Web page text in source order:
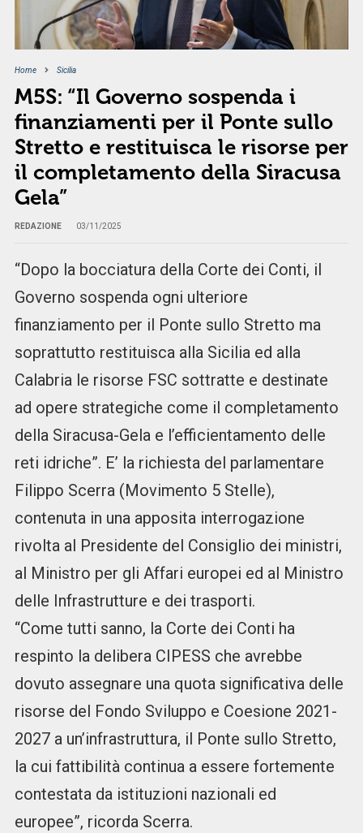
Home Sicilia
M5S: “Il Governo sospenda i
finanziamenti per il Ponte sullo
Stretto e restituisca le risorse per
il completamento della Siracusa
Gela”
REDAZIONE 03/11/2025
“Dopo la bocciatura della Corte dei Conti, il
Governo sospenda ogni ulteriore
finanziamento per il Ponte sullo Stretto ma
soprattutto restituisca alla Sicilia ed alla
Calabria le risorse FSC sottratte e destinate
ad opere strategiche come il completamento
della Siracusa-Gela e l’efficientamento delle
reti idriche”. E’ la richiesta del parlamentare
Filippo Scerra (Movimento 5 Stelle),
contenuta in una apposita interrogazione
rivolta al Presidente del Consiglio dei ministri,
al Ministro per gli Affari europei ed al Ministro
delle Infrastrutture e dei trasporti.
“Come tutti sanno, la Corte dei Conti ha
respinto la delibera CIPESS che avrebbe
dovuto assegnare una quota significativa delle
risorse del Fondo Sviluppo e Coesione 2021-
2027 a un’infrastruttura, il Ponte sullo Stretto,
la cui fattibilità continua a essere fortemente
contestata da istituzioni nazionali ed
europee”, ricorda Scerra.